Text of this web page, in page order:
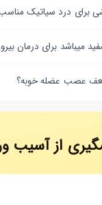
برای درد سیاتیک
میباشد برای درمان
عصب عضله خوبه؟
از آسیب